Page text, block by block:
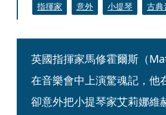
指揮家 意外 小提琴 古典
英國指揮家馬修霍爾斯（
在音樂會中上演驚魂記，他
卻意外把小提琴家艾莉娜維